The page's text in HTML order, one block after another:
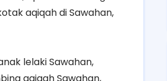
aqiqah di Sawahan,
lelaki Sawahan,